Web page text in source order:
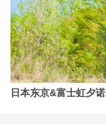
日本东京&富士虹夕